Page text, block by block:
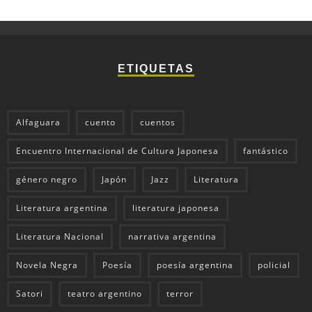
ETIQUETAS
Alfaguara cuento cuentos
Encuentro Internacional de Cultura Japonesa fantástico
género negro Japón Jazz Literatura
Literatura argentina literatura japonesa
Literatura Nacional narrativa argentina
Novela Negra Poesía poesía argentina policial
Satori teatro argentino terror